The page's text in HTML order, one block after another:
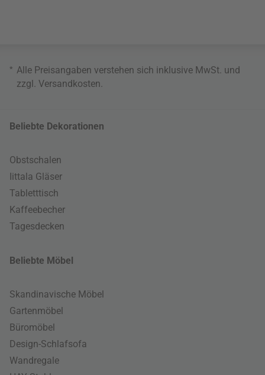
* Alle Preisangaben verstehen sich inklusive MwSt. und
zzgl. Versandkosten
Beliebte Dekorationen
Obstschalen
Iittala Gläser
Tabletttisch
Kaffeebecher
Tagesdecken
Beliebte Möbel
Skandinavische Möbel
Gartenmöbel
Büromöbel
Design-Schlafsofa
Wandregale